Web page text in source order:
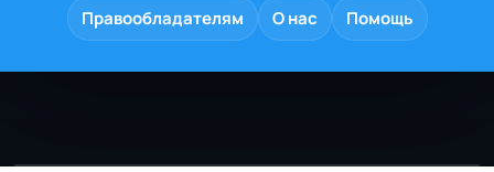
Правообладателям
О нас Помощь